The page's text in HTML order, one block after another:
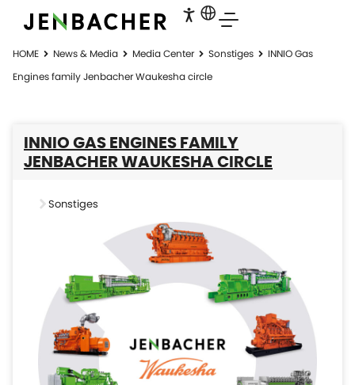
HOME News & Media Media Center Sonstiges
INNIO Gas
Engines family Jenbacher Waukesha circle
INNIO GAS ENGINES FAMILY
JENBACHER WAUKESHA CIRCLE
Sonstiges